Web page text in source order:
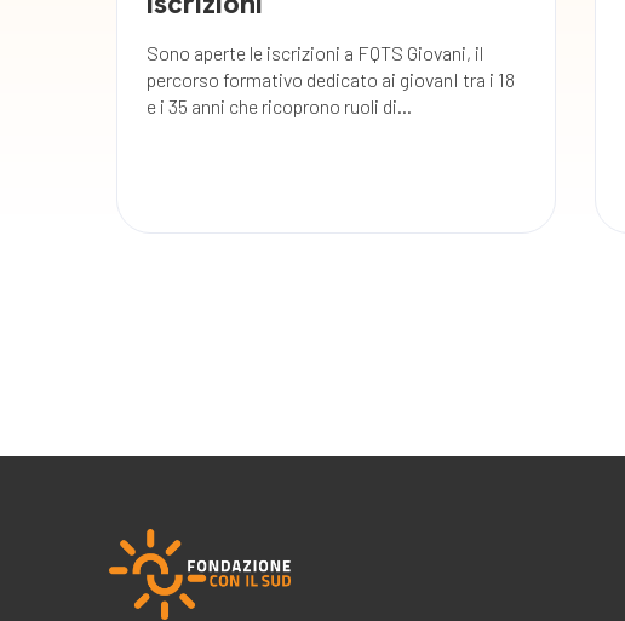
Sono aperte le iscrizioni a FQTS Giovani, il
percorso formativo dedicato ai giovanI tra i 18
e i 35 anni che ricoprono ruoli di...